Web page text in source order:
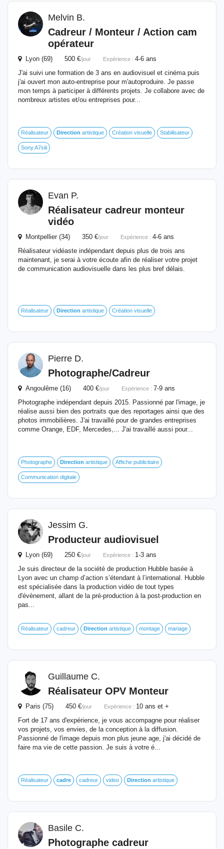
Melvin B.
Cadreur / Monteur / Action cam
opérateur
Lyon (69) 500 €/jour Expérience : 4-6 ans
J'ai suivi une formation de 3 ans en audiovisuel et cinéma puis
j'ai ouvert mon auto-entreprise pour m'autoproduire. Je passe
mon temps à participer à différents projets. Je collabore avec de
nombreux artistes et/ou entreprises pour...
Réalisateur Direction artistique Création visuelle Stabilisateur
Sony A7siii
Evan P.
Réalisateur cadreur monteur
vidéo
Montpellier (34) 350 €/jour Expérience : 4-6 ans
Réalisateur vidéaste indépendant depuis plus de trois ans
maintenant, je serai à votre écoute afin de réaliser votre projet
de communication audiovisuelle dans les plus bref délais.
Réalisateur Direction artistique Création visuelle
Pierre D.
Photographe/Cadreur
Angoulême (16) 400 €/jour Expérience : 7-9 ans
Photographe indépendant depuis 2015. Passionné par l'image, je
réalise aussi bien des portraits que des reportages ainsi que des
photos immobilières. J'ai travaillé pour de grandes entreprises
comme Orange, EDF, Mercedes,... J'ai travaillé aussi pour...
Photographe Direction artistique Affiche publicitaire
Communication digitale
Jessim G.
Producteur audiovisuel
Lyon (69) 250 €/jour Expérience : 1-3 ans
Je suis directeur de la société de production Hubble basée à
Lyon avec un champ d’action s’étendant à l’international. Hubble
est spécialisée dans la production vidéo de tout types
d'évènement, allant de la pré-production à la post-production en
pas...
Réalisateur cadreur Direction artistique montage mariage
Guillaume C.
Réalisateur OPV Monteur
Paris (75) 450 €/jour Expérience : 10 ans et +
Fort de 17 ans d'expérience, je vous accompagne pour réaliser
vos projets, vos envies, de la conception à la diffusion.
Passionné de l'image depuis mon plus jeune age, j'ai décidé de
faire ma vie de cette passion. Je suis à votre é...
Réalisateur cadre cadreur video Direction artistique
Basile C.
Photographe cadreur